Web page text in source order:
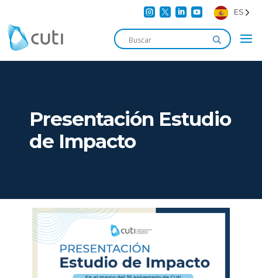
    ES
Presentación Estudio
de Impacto